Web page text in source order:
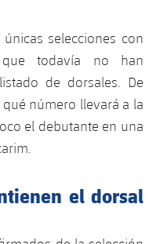
selecciones con
que todavía no han
de dorsales. De
número llevará a la
el debutante en una
el dorsal